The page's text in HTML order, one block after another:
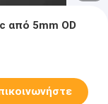
από 5mm OD